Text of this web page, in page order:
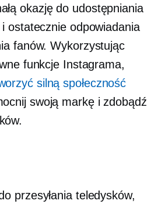
okazję do udostępniania
i ostatecznie odpowiadania
fanów. Wykorzystując
funkcje Instagrama,
silną społeczność
swoją markę i zdobądź
przesyłania teledysków,